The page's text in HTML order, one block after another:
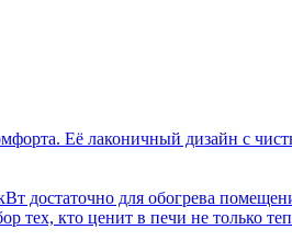
Её лаконичный дизайн с
достаточно для обогрева
тех, кто ценит в печи не только